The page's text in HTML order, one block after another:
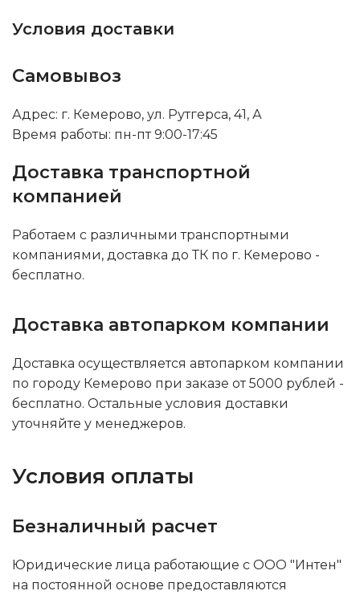
Условия доставки
Самовывоз
Адрес: г. Кемерово, ул. Рутгерса, 41, А
Время работы: пн-пт 9:00-17:45
Доставка транспортной
компанией
Работаем с различными транспортными
компаниями, доставка до ТК по г. Кемерово -
бесплатно.
Доставка автопарком компании
Доставка осуществляется автопарком компании
по городу Кемерово при заказе от 5000 рублей -
бесплатно. Остальные условия доставки
уточняйте у менеджеров.
Условия оплаты
Безналичный расчет
Юридические лица работающие с ООО "Интен"
на постоянной основе предоставляются